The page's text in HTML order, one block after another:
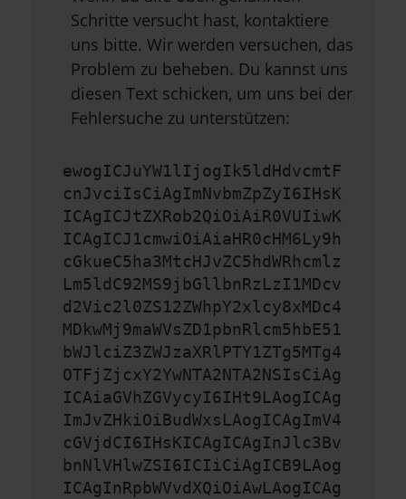
Schritte versucht hast, kontaktiere
uns bitte. Wir werden versuchen, das
Problem zu beheben. Du kannst uns
diesen Text schicken, um uns bei der
Fehlersuche zu unterstützen:
ewogICJuYW1lIjogIk5ldHdvcmtF
cnJvciIsCiAgImNvbmZpZyI6IHsK
ICAgICJtZXRob2QiOiAiR0VUIiwK
ICAgICJ1cmwiOiAiaHR0cHM6Ly9h
cGkueC5ha3MtcHJvZC5hdWRhcmlz
Lm5ldC92MS9jbGllbnRzLzI1MDcv
d2Vic2l0ZS12ZWhpY2xlcy8xMDc4
MDkwMj9maWVsZD1pbnRlcm5hbE51
bWJlciZ3ZWJzaXRlPTY1ZTg5MTg4
OTFjZjcxY2YwNTA2NTA2NSIsCiAg
ICAiaGVhZGVycyI6IHt9LAogICAg
ImJvZHkiOiBudWxsLAogICAgImV4
cGVjdCI6IHsKICAgICAgInJlc3Bv
bnNlVHlwZSI6ICIiCiAgICB9LAog
ICAgInRpbWVvdXQiOiAwLAogICAg